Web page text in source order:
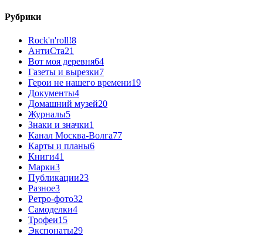
Рубрики
Rock'n'roll!8
АнтиСта21
Вот моя деревня64
Газеты и вырезки7
Герои не нашего времени19
Документы4
Домашний музей20
Журналы5
Знаки и значки1
Канал Москва-Волга77
Карты и планы6
Книги41
Марки3
Публикации23
Разное3
Ретро-фото32
Самоделки4
Трофеи15
Экспонаты29